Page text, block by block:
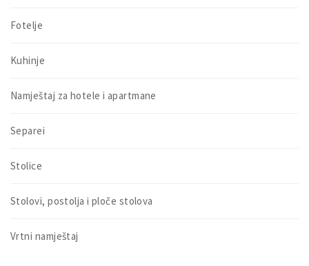
Fotelje
Kuhinje
Namještaj za hotele i apartmane
Separei
Stolice
Stolovi, postolja i ploče stolova
Vrtni namještaj